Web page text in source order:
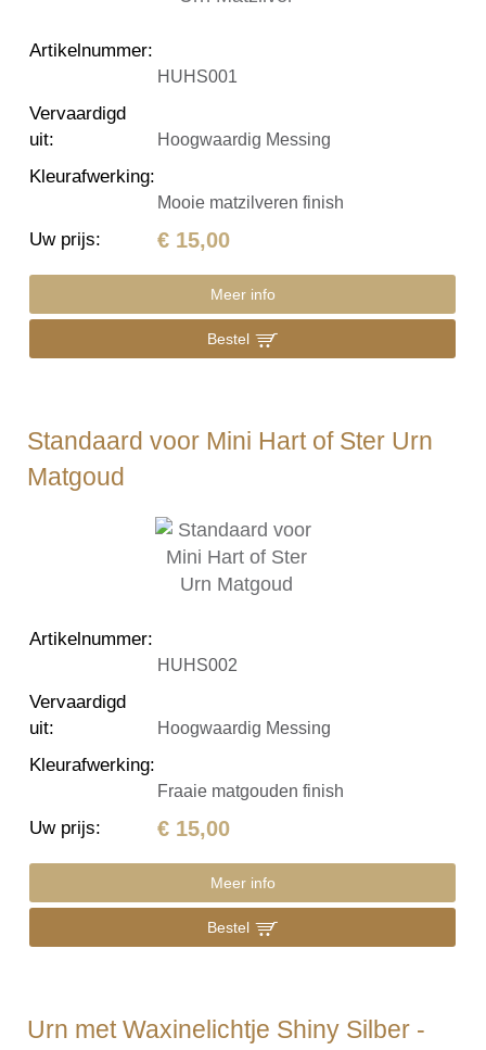
Artikelnummer:
HUHS001
Vervaardigd
uit: Hoogwaardig Messing
Kleurafwerking:
Mooie matzilveren finish
Uw prijs: € 15,00
Meer info
Bestel
Standaard voor Mini Hart of Ster Urn
Matgoud
Artikelnummer:
HUHS002
Vervaardigd
uit: Hoogwaardig Messing
Kleurafwerking:
Fraaie matgouden finish
Uw prijs: € 15,00
Meer info
Bestel
Urn met Waxinelichtje Shiny Silber -